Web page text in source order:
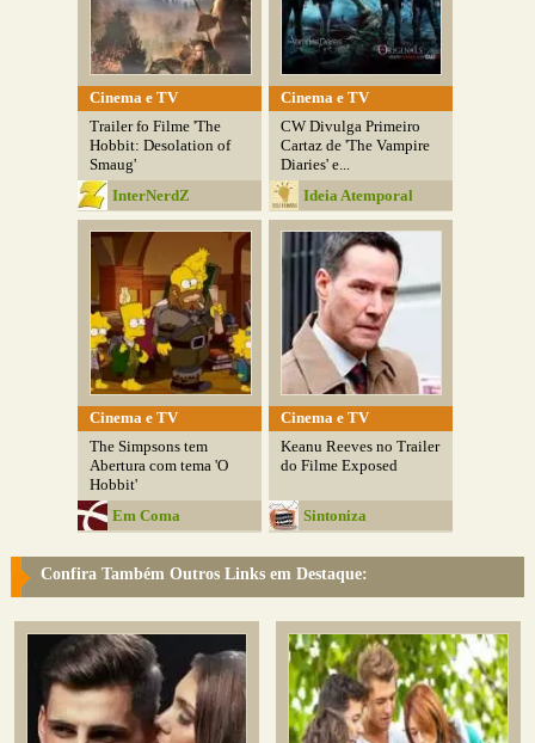
Cinema e TV
Trailer fo Filme 'The
Hobbit: Desolation of
Smaug'
InterNerdZ
Cinema e TV
CW Divulga Primeiro
Cartaz de 'The Vampire
Diaries' e...
Ideia Atemporal
Cinema e TV
The Simpsons tem
Abertura com tema 'O
Hobbit'
Em Coma
Cinema e TV
Keanu Reeves no Trailer
do Filme Exposed
Sintoniza
Confira Também Outros Links em Destaque: